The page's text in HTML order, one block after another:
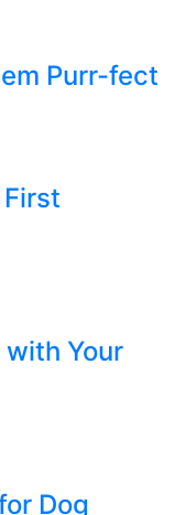
Purr-fect
with Your
Dog